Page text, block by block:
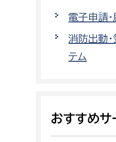
都市政策課
電子申請
消防出動
テム
おすすめサ